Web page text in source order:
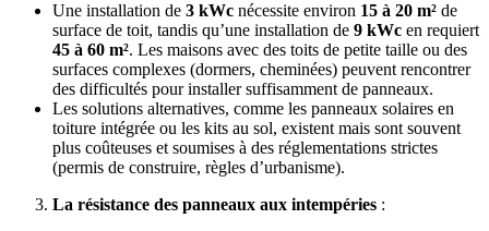
Une installation de 3 kWc nécessite environ 15 à 20 m² de
surface de toit, tandis qu’une installation de 9 kWc en requiert
45 à 60 m². Les maisons avec des toits de petite taille ou des
surfaces complexes (dormers, cheminées) peuvent rencontrer
des difficultés pour installer suffisamment de panneaux.
Les solutions alternatives, comme les panneaux solaires en
toiture intégrée ou les kits au sol, existent mais sont souvent
plus coûteuses et soumises à des réglementations strictes
(permis de construire, règles d’urbanisme).
La résistance des panneaux aux intempéries :